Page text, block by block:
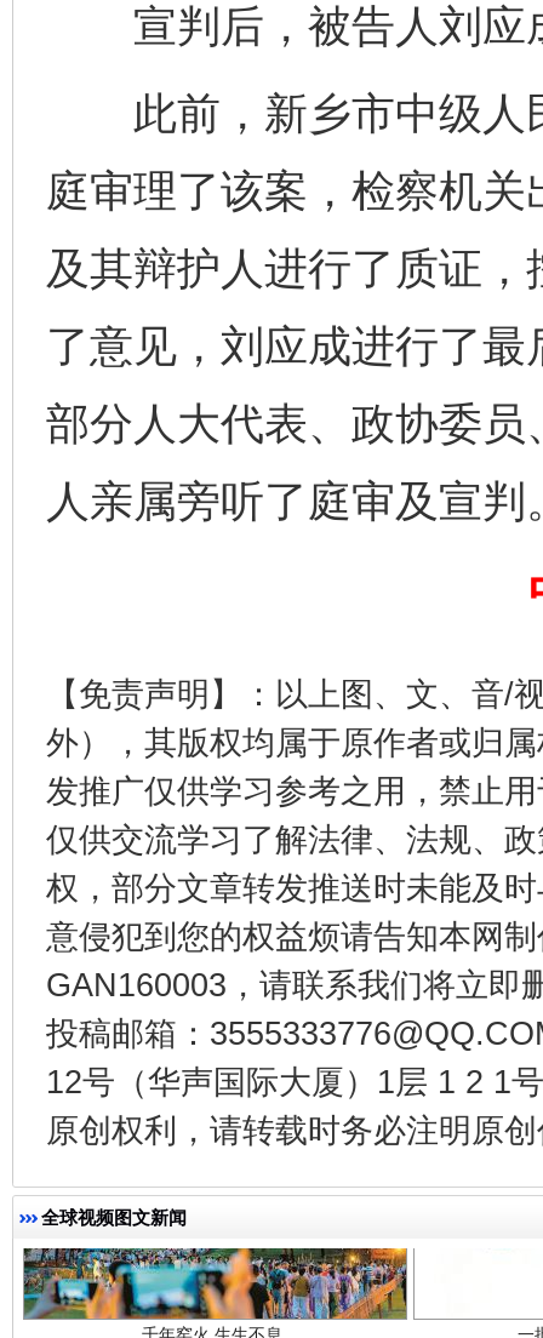
宣判后，被告人刘应
此前，新乡市中级人
庭审理了该案，检察机
及其辩护人进行了质证
了意见，刘应成进行了
部分人大代表、政协委
人亲属旁听了庭审及宣判
【免责声明】：以上图、文、音/
外），其版权均属于原作者或归
发推广仅供学习参考之用，禁止
仅供交流学习了解法律、法规、
权，部分文章转发推送时未能及
意侵犯到您的权益烦请告知本网
GAN160003，请联系我们将立即
投稿邮箱：
12号（华声国际大厦）1层 1 2 1
原创权利，请转载时务必注明原
全球视频图文新闻
东山县通报“牛蛙产品抗生素超标问题” 法
千年窑火 生生不息 一